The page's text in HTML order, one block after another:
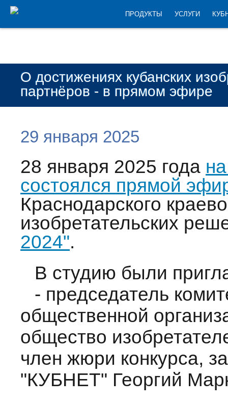
ПРОДУКТЫ УСЛУГИ
О достижениях кубанских
партнёров - в прямом эфире
29 января 2025
28 января 2025 года
состоялся прямой
Краснодарского
изобретательских
2024".
В студию были
- председатель
общественной
общество
член жюри конкурса,
"КУБНЕТ" Георгий